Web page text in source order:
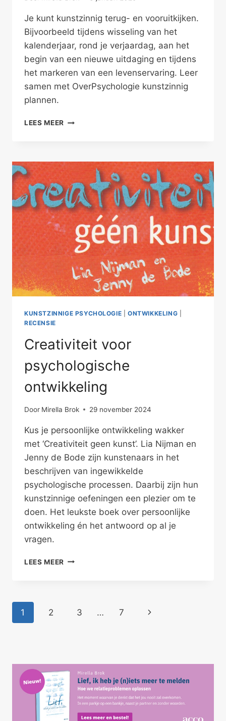
Je kunt kunstzinnig terug- en vooruitkijken.
Bijvoorbeeld tijdens wisseling van het
kalenderjaar, rond je verjaardag, aan het
begin van een nieuwe uitdaging en tijdens
het markeren van een levenservaring. Leer
samen met OverPsychologie kunstzinnig
plannen.
LEES MEER KUNSTZINNIG
KUNSTZINNIGE PSYCHOLOGIE |ONTWIKKELING
RECENSIE
Creativiteit voor
psychologische
ontwikkeling
Door Mirella Brok 29 november 2024
Kus je persoonlijke ontwikkeling wakker
met ‘Creativiteit geen kunst’. Lia Nijman en
Jenny de Bode zijn kunstenaars in het
beschrijven van ingewikkelde
psychologische processen. Daarbij zijn hun
kunstzinnige oefeningen een plezier om te
doen. Het leukste boek over persoonlijke
ontwikkeling én het antwoord op al je
vragen.
LEES MEER CREATIVITEIT
Paginanavigatie
1 2 3 … 7
Volgende